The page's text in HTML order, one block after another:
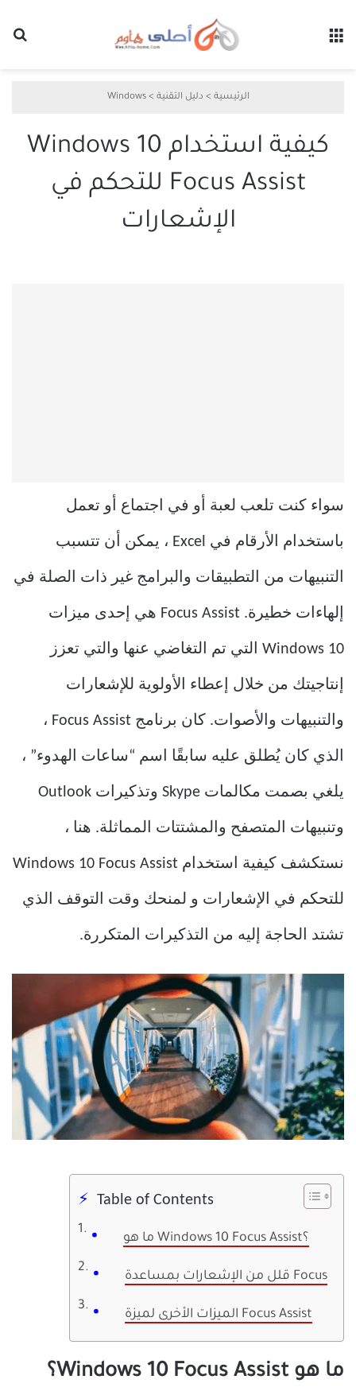
الرئيسية > دليل التقنية >
Windows
كيفية استخدام Windows 10
Focus Assist للتحكم في
الإشعارات
سواء كنت تلعب لعبة أو في اجتماع أو تعمل
باستخدام الأرقام في Excel ، يمكن أن تتسبب
التنبيهات من التطبيقات والبرامج غير ذات الصلة في
إلهاءات خطيرة. Focus Assist هي إحدى ميزات
Windows 10 التي تم التغاضي عنها والتي تعزز
إنتاجيتك من خلال إعطاء الأولوية للإشعارات
والتنبيهات والأصوات. كان برنامج Focus Assist ،
الذي كان يُطلق عليه سابقًا اسم “ساعات الهدوء” ،
يلغي بصمت مكالمات Skype وتذكيرات Outlook
وتنبيهات المتصفح والمشتتات المماثلة. هنا ،
نستكشف كيفية استخدام Windows 10 Focus Assist
للتحكم في الإشعارات و لمنحك وقت التوقف الذي
تشتد الحاجة إليه من التذكيرات المتكررة.
Table of Contents
ما هو Windows 10 Focus Assist؟
قلل من الإشعارات بمساعدة Focus
الميزات الأخرى لميزة Focus Assist
ما هو Windows 10 Focus Assist؟